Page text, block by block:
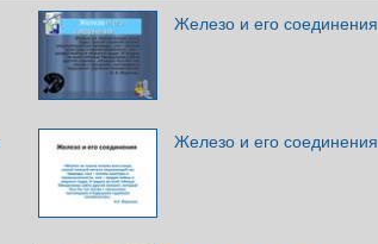
Железо и его соединения
Железо и его соединения